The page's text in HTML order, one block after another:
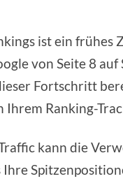
ist ein frühes
von Seite 8 auf
Fortschritt
Ranking-
kann die
Ihre